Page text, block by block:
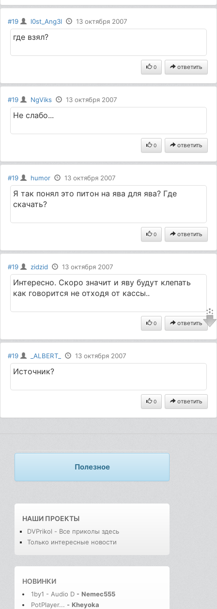
#19 l0st_Ang3l 13 октября 2007
где взял?
0 ответить
#19 NgViks 13 октября 2007
Не слабо...
0 ответить
#19 humor 13 октября 2007
Я так понял это питон на ява для ява? Где
скачать?
0 ответить
#19 zidzid 13 октября 2007
Интересно. Скоро значит и яву будут клепать
как говорится не отходя от кассы..
0 ответить
#19 _ALBERT_ 13 октября 2007
Источник?
0 ответить
Полезное
НАШИ ПРОЕКТЫ
DVPrikol - Все приколы здесь
Только интересные новости
НОВИНКИ
1by1 - Audio D - Nemec555
PotPlayer... - Kheyoka